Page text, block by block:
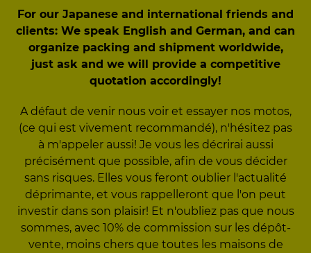
For our Japanese and international friends and
clients: We speak English and German, and can
organize packing and shipment worldwide,
just ask and we will provide a competitive
quotation accordingly!
A défaut de venir nous voir et essayer nos motos,
(ce qui est vivement recommandé), n'hésitez pas
à m'appeler aussi! Je vous les décrirai aussi
précisément que possible, afin de vous décider
sans risques. Elles vous feront oublier l'actualité
déprimante, et vous rappelleront que l'on peut
investir dans son plaisir! Et n'oubliez pas que nous
sommes, avec 10% de commission sur les dépôt-
vente, moins chers que toutes les maisons de